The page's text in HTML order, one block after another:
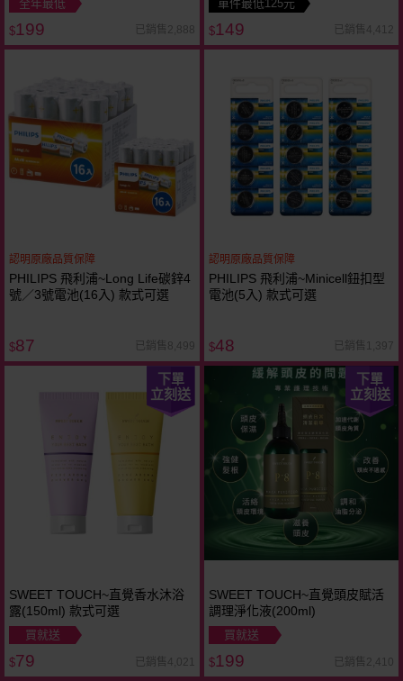
全年最低
$199 已銷售2,888
單件最低125元
$149 已銷售4,412
認明原廠品質保障
PHILIPS 飛利浦~Long Life碳鋅4
號／3號電池(16入) 款式可選
$87 已銷售8,499
認明原廠品質保障
PHILIPS 飛利浦~Minicell鈕扣型
電池(5入) 款式可選
$48 已銷售1,397
下單
立刻送
SWEET TOUCH~直覺香水沐浴
露(150ml) 款式可選
買就送
$79 已銷售4,021
下單
立刻送
SWEET TOUCH~直覺頭皮賦活
調理淨化液(200ml)
買就送
$199 已銷售2,410